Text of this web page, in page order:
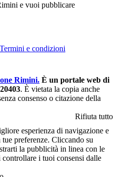
e vuoi pubblicare
Termini e condizioni
Rimini. È un portale web di
. È vietata la copia anche
consenso o citazione della
Rifiuta tutto
esperienza di navigazione e
preferenze. Cliccando su
la pubblicità in linea con le
i tuoi consensi dalle